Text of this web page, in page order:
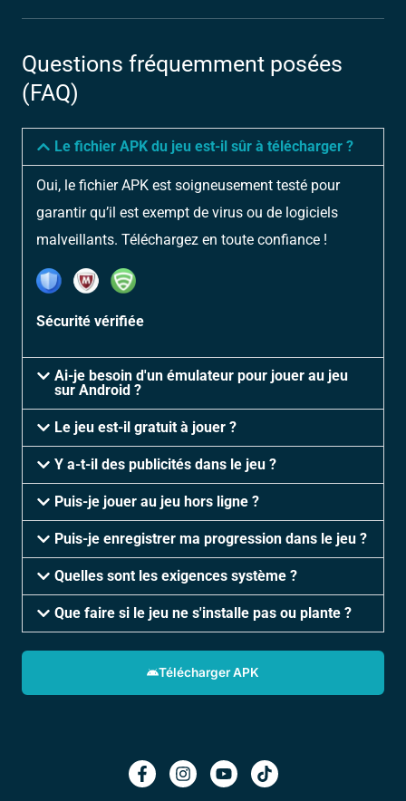
Questions fréquemment posées
(FAQ)
Le fichier APK du jeu est-il sûr à télécharger ?
Oui, le fichier APK est soigneusement testé pour
garantir qu’il est exempt de virus ou de logiciels
malveillants. Téléchargez en toute confiance !
Sécurité vérifiée
Ai-je besoin d'un émulateur pour jouer au jeu
sur Android ?
Le jeu est-il gratuit à jouer ?
Y a-t-il des publicités dans le jeu ?
Puis-je jouer au jeu hors ligne ?
Puis-je enregistrer ma progression dans le jeu ?
Quelles sont les exigences système ?
Que faire si le jeu ne s'installe pas ou plante ?
Télécharger APK